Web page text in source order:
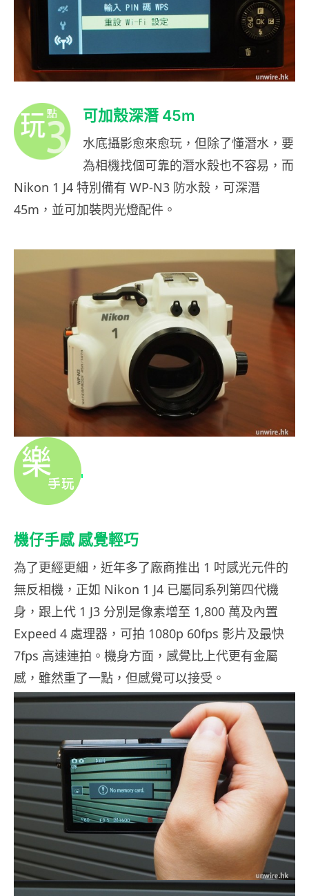
可加殼深潛 45m
水底攝影愈來愈玩，但除了懂潛水，要
為相機找個可靠的潛水殼也不容易，而
Nikon 1 J4 特別備有 WP-N3 防水殼，可深潛
45m，並可加裝閃光燈配件。
機仔手感 感覺輕巧
為了更經更細，近年多了廠商推出 1 吋感光元件的
無反相機，正如 Nikon 1 J4 已屬同系列第四代機
身，跟上代 1 J3 分別是像素增至 1,800 萬及內置
Expeed 4 處理器，可拍 1080p 60fps 影片及最快
7fps 高速連拍。機身方面，感覺比上代更有金屬
感，雖然重了一點，但感覺可以接受。